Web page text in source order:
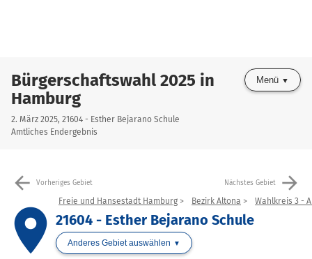
Bürgerschaftswahl 2025 in
Hamburg
2. März 2025, 21604 - Esther Bejarano Schule
Amtliches Endergebnis
Menü
arrow_back Vorheriges Gebiet Nächstes Gebiet arrow_forward
place
Freie und Hansestadt Hamburg Bezirk Altona Wahlkreis 3 -
21604 - Esther Bejarano Schule
Anderes Gebiet auswählen